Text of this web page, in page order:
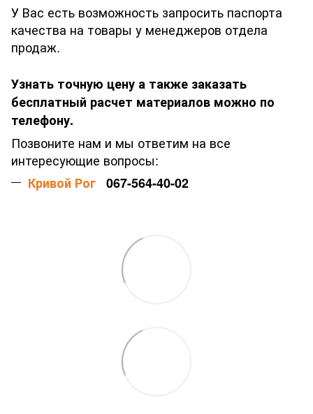
У Вас есть возможность запросить паспорта
качества на товары у менеджеров отдела
продаж.
Узнать точную цену а также заказать
бесплатный расчет материалов можно по
телефону.
Позвоните нам и мы ответим на все
интересующие вопросы:
Кривой Рог 067-564-40-02